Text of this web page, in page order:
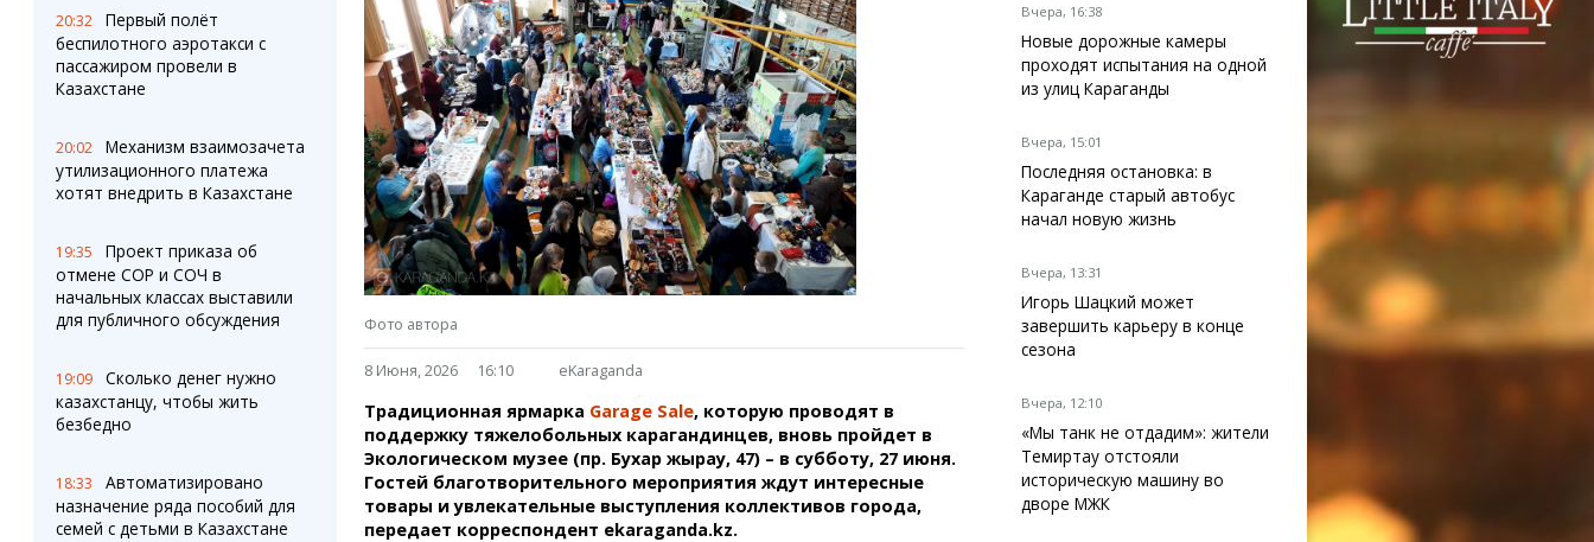
Лента блогера
Штрихи
Фотокомиксы
Коллаж недели
Web-камеры
Пробки
Карта Караганды
Организации
Мой участковый
Перекрытие дорог
Караганда
Темиртау
Балхаш
Жезказган
Медиа
Фото
Видео
3D-тур
Timelapse
Сервисы
Переводчик
Справочник
Расписание транспорта
Автобусные остановки
Экстренные службы
Купить шины, легко!
20:32
Первый полёт
беспилотного аэротакси с
пассажиром провели в
Казахстане
20:02
Механизм взаимозачета
утилизационного платежа
хотят внедрить в Казахстане
19:35
Проект приказа об
отмене СОР и СОЧ в
начальных классах выставили
для публичного обсуждения
19:09
Сколько денег нужно
казахстанцу, чтобы жить
безбедно
18:33
Автоматизировано
назначение ряда пособий для
семей с детьми в Казахстане
Фото автора
8 Июня, 2026 16:10 eKaraganda
Традиционная ярмарка Garage Sale, которую проводят в
поддержку тяжелобольных карагандинцев, вновь пройдет в
Экологическом музее (пр. Бухар жырау, 47) – в субботу, 27 июня.
Гостей благотворительного мероприятия ждут интересные
товары и увлекательные выступления коллективов города,
передает корреспондент ekaraganda.kz.
Вчера, 16:38
Новые дорожные камеры
проходят испытания на одной
из улиц Караганды
Вчера, 15:01
Последняя остановка: в
Караганде старый автобус
начал новую жизнь
Вчера, 13:31
Игорь Шацкий может
завершить карьеру в конце
сезона
Вчера, 12:10
«Мы танк не отдадим»: жители
Темиртау отстояли
историческую машину во
дворе МЖК